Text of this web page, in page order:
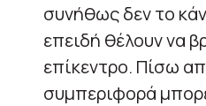
συνήθως δεν το
επειδή θέλουν να
επίκεντρο. Πίσω
συμπεριφορά